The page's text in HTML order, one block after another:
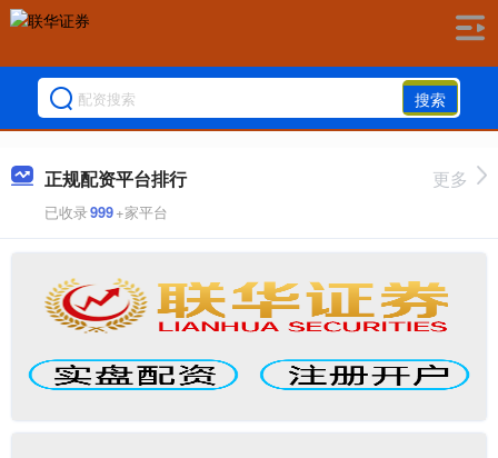
搜索
正规配资平台排行
已收录999+家平台
更多